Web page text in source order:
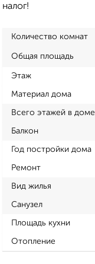
налог!
Количество комнат
Общая площадь
Этаж
Материал дома
Всего этажей в доме
Балкон
Год постройки дома
Ремонт
Вид жилья
Санузел
Площадь кухни
Отопление